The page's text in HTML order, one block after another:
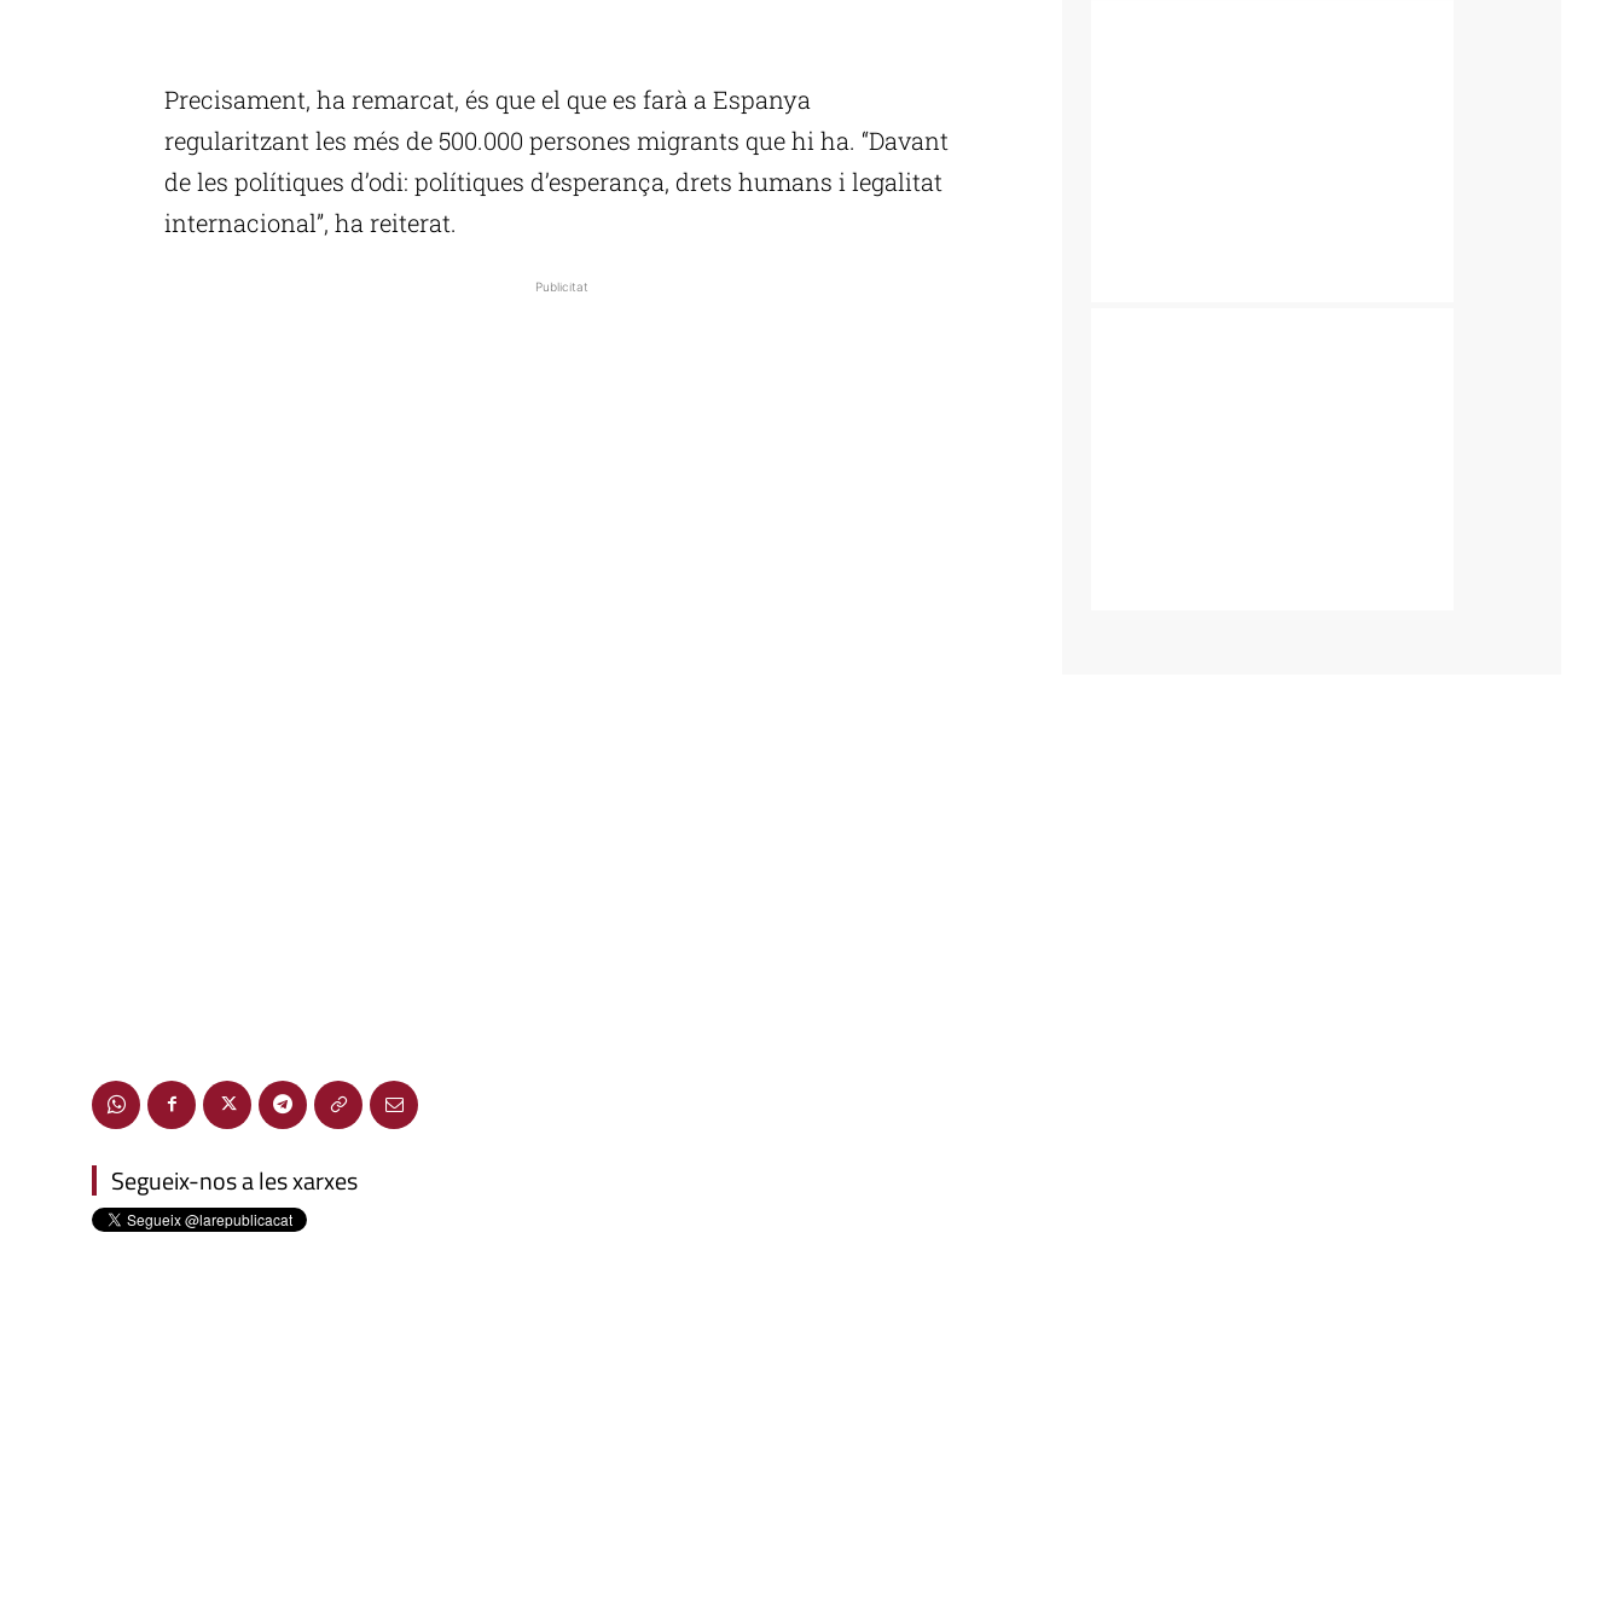
Precisament, ha remarcat, és que el que es farà a Espanya
regularitzant les més de 500.000 persones migrants que hi ha. “Davant
de les polítiques d’odi: polítiques d’esperança, drets humans i legalitat
internacional”, ha reiterat.
Publicitat
Segueix-nos a les xarxes